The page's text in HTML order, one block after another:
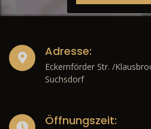
Adresse:
Eckernförder Str. /
Suchsdorf
Öffnungszeit: